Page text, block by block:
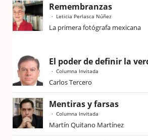
Remembranzas
Leticia Perlasca Núñez
La primera fotógrafa mexicana
El poder de definir la
Columna Invitada
Carlos Tercero
Mentiras y farsas
Columna Invitada
Martín Quitano Martínez